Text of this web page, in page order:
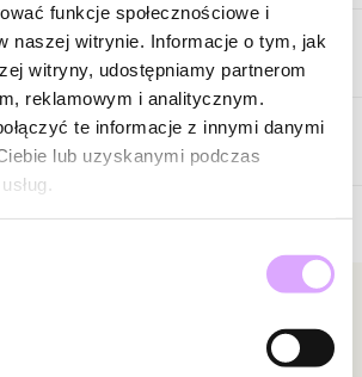
funkcje społecznościowe i
naszej witrynie. Informacje o tym, jak
witryny, udostępniamy partnerom
reklamowym i analitycznym.
te informacje z innymi danymi
lub uzyskanymi podczas
efektowny. Ten naszyjnik przyciąga
kryształów o różnych szlifach i
luksusową biżuterię pełną blasku i
została zbudowana z lśniących kamieni
które pięknie odbijają światło i
głębi. Dekoracyjne okręgi wysadzane
się z większymi kryształami, tworząc
bardzo wyrazistą kompozycję.
ociepla chłodny blask kamieni i
Przeźroczysty
złoty
tego produktu.
nowościami i promocjami!